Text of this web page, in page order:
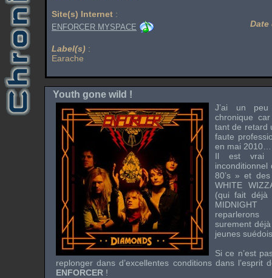
Site(s) Internet :
ENFORCER MYSPACE
Label(s) :
Earache
Youth gone wild !
J’ai un
chronique
tant de retard
faute
en mai
Il est vrai
80’s » et
WHITE
(qui fait déjà
MIDNIGHT
surement
jeunes
Si ce n’est
replonger dans d’excellentes conditions dans l’esprit
ENFORCER !